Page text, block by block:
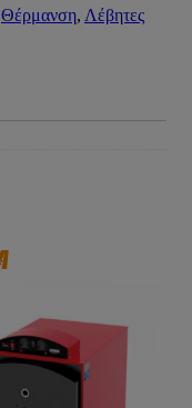
Θέρμανση, Λέβητες